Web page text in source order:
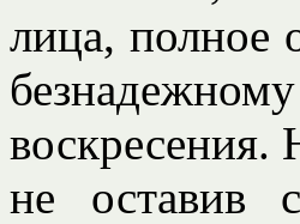
лица, полное
воскресения.
не оставив